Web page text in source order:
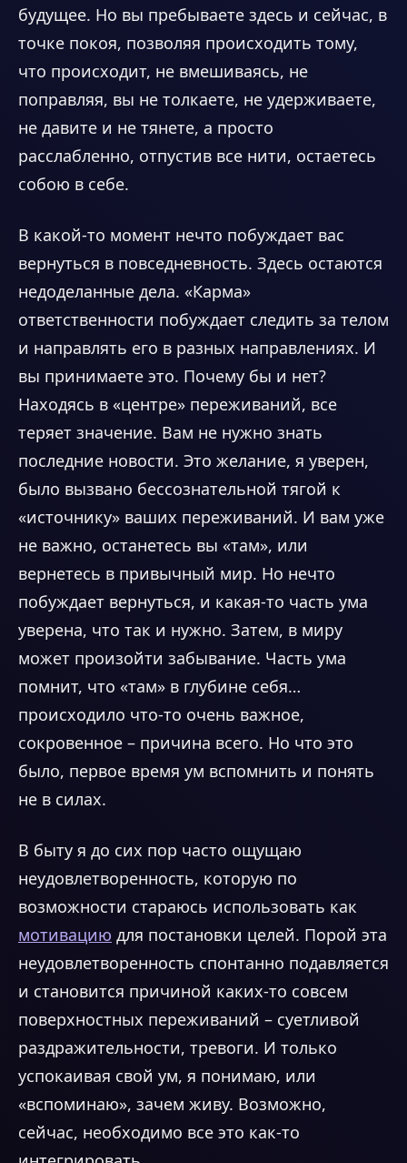
будущее. Но вы пребываете здесь и сейчас, в
точке покоя, позволяя происходить тому,
что происходит, не вмешиваясь, не
поправляя, вы не толкаете, не удерживаете,
не давите и не тянете, а просто
расслабленно, отпустив все нити, остаетесь
собою в себе.
В какой-то момент нечто побуждает вас
вернуться в повседневность. Здесь остаются
недоделанные дела. «Карма»
ответственности побуждает следить за телом
и направлять его в разных направлениях. И
вы принимаете это. Почему бы и нет?
Находясь в «центре» переживаний, все
теряет значение. Вам не нужно знать
последние новости. Это желание, я уверен,
было вызвано бессознательной тягой к
«источнику» ваших переживаний. И вам уже
не важно, останетесь вы «там», или
вернетесь в привычный мир. Но нечто
побуждает вернуться, и какая-то часть ума
уверена, что так и нужно. Затем, в миру
может произойти забывание. Часть ума
помнит, что «там» в глубине себя…
происходило что-то очень важное,
сокровенное – причина всего. Но что это
было, первое время ум вспомнить и понять
не в силах.
В быту я до сих пор часто ощущаю
неудовлетворенность, которую по
возможности стараюсь использовать как
мотивацию для постановки целей. Порой эта
неудовлетворенность спонтанно подавляется
и становится причиной каких-то совсем
поверхностных переживаний – суетливой
раздражительности, тревоги. И только
успокаивая свой ум, я понимаю, или
«вспоминаю», зачем живу. Возможно,
сейчас, необходимо все это как-то